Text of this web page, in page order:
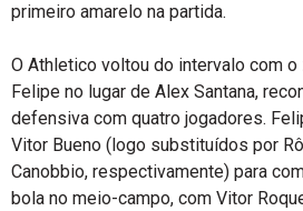
primeiro amarelo na partida.
O Athletico voltou do intervalo com
Felipe no lugar de Alex Santana,
defensiva com quatro jogadores.
Vitor Bueno (logo substituídos por
Canobbio, respectivamente) para
bola no meio-campo, com Vitor